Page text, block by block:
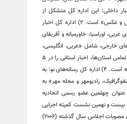
امامت و ولایت فعالیت خود را در پیش گرفت. ۱) اداره کل اخبار داخلی: این اداره کل متشکل از
«گروه‌های فرهنگ، هنر، سیاست، اقتصاد، جامعه، دین و اندیشه، حوزه و دانشگاه، دانش و فناوری، ورزش و عکس» است. ۲) اداره کل اخبار
اوراسیا، خاورمیانه و آفریقای
خارجی، شامل «عربی، انگلیسی،
استانبولی، اردو و کردی» فعال است. ۳) اداره کل اخبار استان‌ها: خبرگزاری مهر با دارا بودن دفتر خبری در تمامی استان‌ها، اخبار استانی را در ۵
گروه منطقه‌ای در سطح کشور دسته بندی نموده است که شامل مناطق «شمال، شرق، غرب، جنوب و مرکز» است. ۴) اداره کل رسانه‌های نو: به
رادیومهر و مجله مهر» به
می‌پردازد. فعالیت‌های بین المللی خبرگزاری مهر ۵ سال پس از تأسیس در سال ۲۰۰۷ به عنوان چهلمین عضو رسمی اتحادیه
بیست و نهمین نشست کمیته اجرایی
اتحادیه خبرگزاری‌های آسیا و اقیانوسیه آذر ماه سال ۱۳۸۶ (۲۰۰۷) در جاکارتا اعضای این گروه ضمن بررسی مصوبات اجلاس سال گذشته (۲۰۰۶)